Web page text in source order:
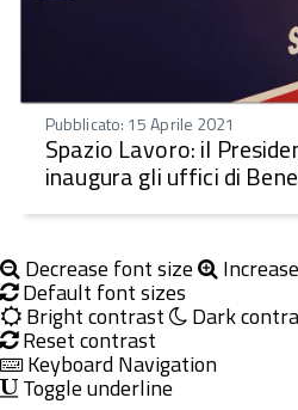
Pubblicato: 15 Aprile 2021
Spazio Lavoro: il
inaugura gli uffici di
Decrease font size
Default font sizes
Bright contrast Dark
Reset contrast
Keyboard Navigation
Toggle underline